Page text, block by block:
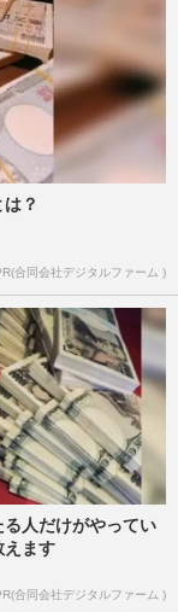
？
合同会社デジタルファーム )
る人だけがやってい
えます
合同会社デジタルファーム )